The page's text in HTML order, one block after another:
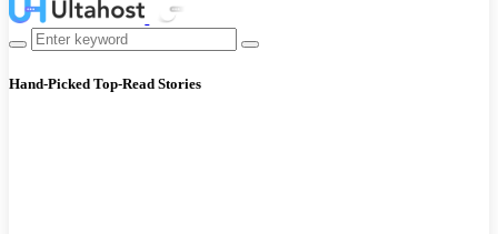
Hand-Picked Top-Read Stories